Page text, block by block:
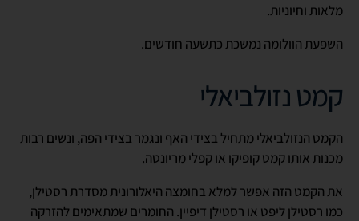
מלאות וחיוניות.
השפעת הוולומה נמשכת כתשעה חודשים.
קמט נזולביאלי
הקמט הנזולביאלי מתחיל בצידי האף ונגמר בצידי הפה, ונשים רבות
מכנות אותו קמט קופיקו או קפלי מריונטה.
את הקמט הזה אפשר למלא בחומצה היאלורונית מסדרת רסטילן,
כמו רסטילן ליפט או רסטילן דיפיין. החומרים שמתאימים להזרקה